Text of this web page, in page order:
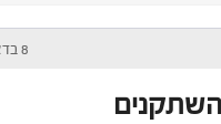
8 בדצמבר 2017 at 11:43